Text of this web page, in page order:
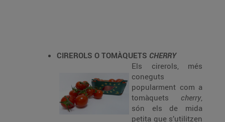
CIREROLS O TOMÀQUETS CHERRY
Els cirerols, més
coneguts
popularment com a
tomàquets cherry,
són els de mida
petita que s’utilitzen